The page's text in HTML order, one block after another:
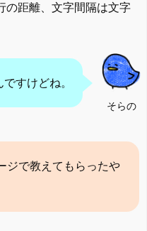
の距離、文字間隔は文字
そらの
すけどね。
ジで教えてもらったや